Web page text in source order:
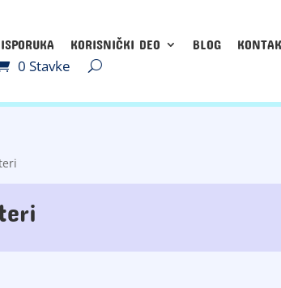
ISPORUKA KORISNIČKI DEO BLOG
0 Stavke